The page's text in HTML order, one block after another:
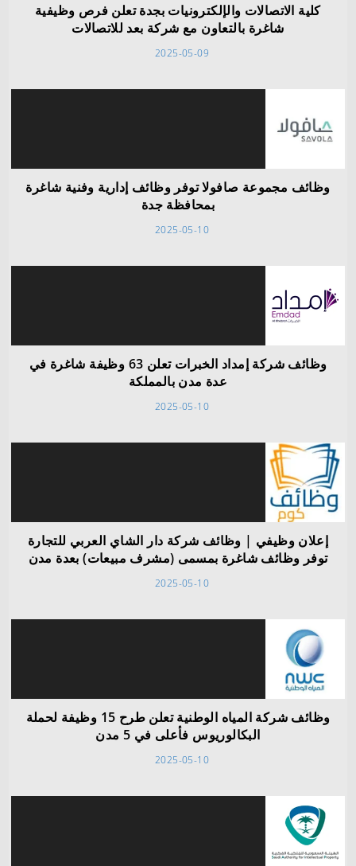
كلية الاتصالات والإلكترونيات بجدة تعلن فرص وظيفية
شاغرة بالتعاون مع شركة بعد للاتصالات
2025-05-09
وظائف مجموعة صافولا توفر وظائف إدارية وفنية شاغرة
بمحافظة جدة
2025-05-10
وظائف شركة إمداد الخبرات تعلن 63 وظيفة شاغرة في
عدة مدن بالمملكة
2025-05-10
إعلان وظيفي | وظائف شركة دار الشاي العربي للتجارة
توفر وظائف شاغرة بمسمى (مشرف مبيعات) بعدة مدن
2025-05-10
وظائف شركة المياه الوطنية تعلن طرح 15 وظيفة لحملة
البكالوريوس فأعلى في 5 مدن
2025-05-10